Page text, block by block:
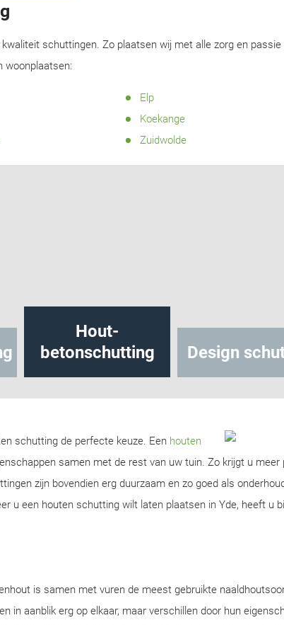
schuttingen. Zo plaatsen wij met alle zorg en passie
woonplaatsen:
Elp
Koekange
Zuidwolde
Hout-
betonschutting
Design
schutting de perfecte keuze. Een houten
samen met de rest van uw tuin. Zo krijgt u meer
zijn bovendien erg duurzaam en zo goed als
u een houten schutting wilt laten plaatsen in Yde, heeft u
is samen met vuren de meest gebruikte
in aanblik erg op elkaar, maar verschillen door hun